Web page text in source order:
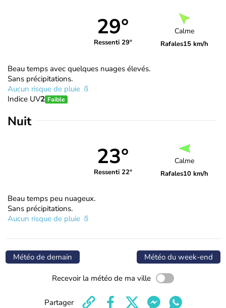
29°
Ressenti 29°
Calme
Rafales15 km/h
Beau temps avec quelques nuages élevés.
Sans précipitations.
Aucun risque de pluie
Indice UV2 Faible
Nuit
23°
Ressenti 22°
Calme
Rafales10 km/h
Beau temps peu nuageux.
Sans précipitations.
Aucun risque de pluie
Météo de demain Météo du week-end
Recevoir la météo de ma ville
Partager